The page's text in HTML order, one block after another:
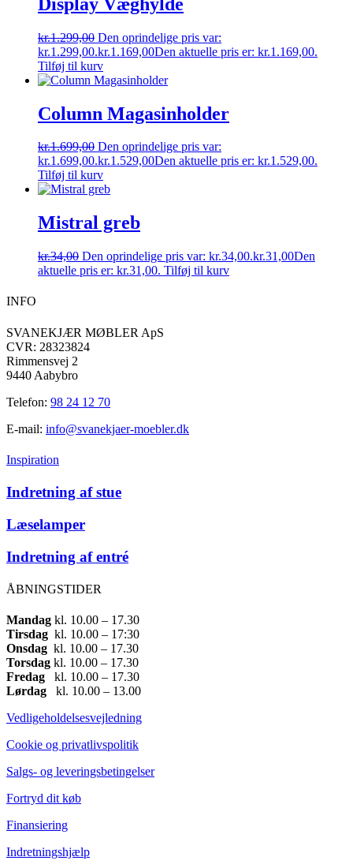
kr.1.299,00 Den oprindelige pris var:
kr.1.299,00.kr.1.169,00Den aktuelle pris er: kr.1.169,00.
Tilføj til kurv
Column Magasinholder
kr.1.699,00 Den oprindelige pris var:
kr.1.699,00.kr.1.529,00Den aktuelle pris er: kr.1.529,00.
Tilføj til kurv
Mistral greb
kr.34,00 Den oprindelige pris var: kr.34,00.kr.31,00Den
aktuelle pris er: kr.31,00. Tilføj til kurv
INFO
SVANEKJÆR MØBLER ApS
CVR: 28323824
Rimmensvej 2
9440 Aabybro
Telefon: 98 24 12 70
E-mail: info@svanekjaer-moebler.dk
Inspiration
Indretning af stue
Læselamper
Indretning af entré
ÅBNINGSTIDER
Mandag ​ kl. 10.00 – 17.30​
Tirsdag ​ kl. 10.00 – 17:30​
Onsdag ​ kl. 10.00 – 17.30​
Torsdag ​ kl. 10.00 – 17.30​
Fredag ​ kl. 10.00 – 17.30​
Lørdag ​ kl. 10.00 – 13.00
Vedligeholdelsesvejledning
Cookie og privatlivspolitik
Salgs- og leveringsbetingelser
Fortryd dit køb
Finansiering
Indretningshjælp